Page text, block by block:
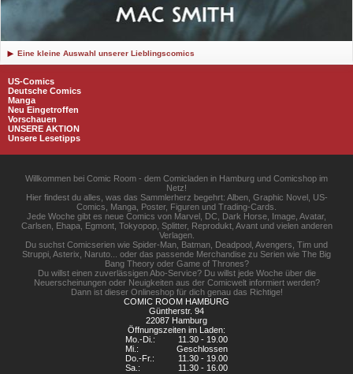
Eine kleine Auswahl unserer Lieblingscomics
US-Comics
Deutsche Comics
Manga
Neu Eingetroffen
Vorschauen
UNSERE AKTION
Unsere Lesetipps
Willkommen bei Comic Room - dem Comicladen in Hamburg und Comicshop im
Netz!
Hier findest du alles, was das Sammlerherz begehrt: Alben, Graphic Novel, US-
Comics, Manga, Poster, Figuren und Trading-Cards.
Jede Woche gibt es neue Comics von Marvel, DC, Dark Horse, Image, Avatar,
Carlsen, Ehapa, Egmont, Tokyopop, Splitter, Reprodukt, Avant und vielen anderen
Verlagen.
Du suchst Comicserien wie Spider-Man, Batman, Deadpool, Avengers, Tim und
Struppi, Asterix, Naruto... oder das passende Merchandise zu Serien wie The Big
Bang Theory oder Game of Thrones?
Du willst einen zuverlässigen Abo-Service? Du willst jede Woche über die
Neuerscheinungen oder Neuigkeiten aus der Comicwelt informiert werden?
Dann ist dieser Onlineshop für dich genau das Richtige!
COMIC ROOM HAMBURG
Güntherstr. 94
22087 Hamburg
Öffnungszeiten im Laden:
Mo.-Di.:
11.30 - 19.00
Mi.:
Geschlossen
Do.-Fr.:
11.30 - 19.00
Sa.:
11.30 - 16.00